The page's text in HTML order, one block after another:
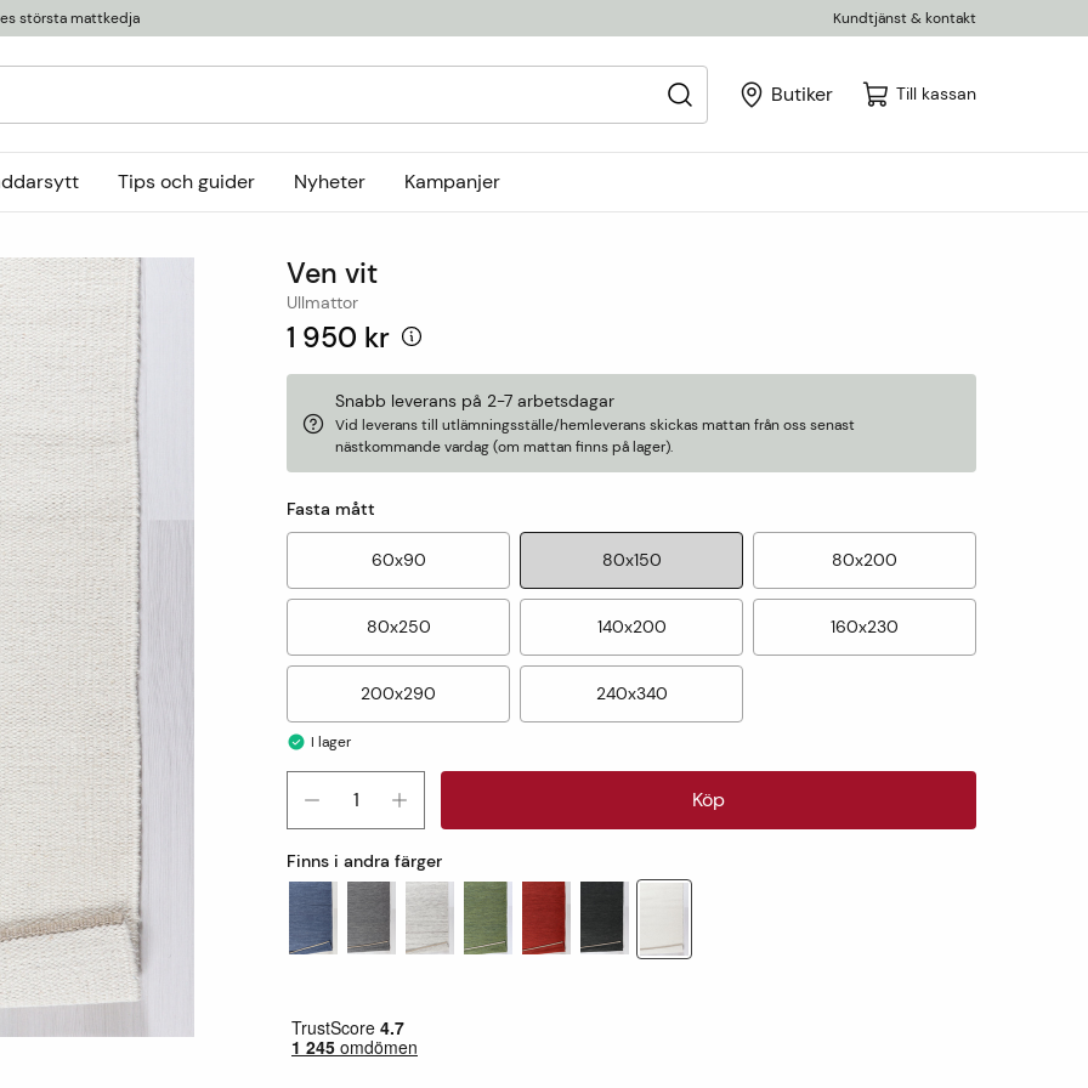
största mattkedja Kundtjänst & kontakt
Butiker Till kassan
Ryamattor
Röllakanmattor
Trasmattor
Ullmattor
Utemattor
Viskosmattor
Tillbehör
InHouse Group
Online only
Öglade mattor
Tips och guider Nyheter Kampanjer
Ven vit
Ullmattor
1 950 kr
Snabb leverans på 2-7 arbetsdagar
Vid leverans till utlämningsställe/hemleverans skickas mattan från oss senast
nästkommande vardag (om mattan finns på lager).
Fasta mått
60x90 80x150 80x200
80x250 140x200 160x230
200x290 240x340
I lager
Köp
Finns i andra färger